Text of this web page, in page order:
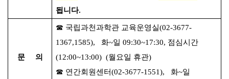
됩니다.
문 의
☎ 국립과천과학관 교육운영실(02-3677-
1367,1585), 화~일 09:30~17:30, 점심시간
(12:00~13:00) (월요일 휴관)
☎ 연간회원센터(02-3677-1551), 화~일